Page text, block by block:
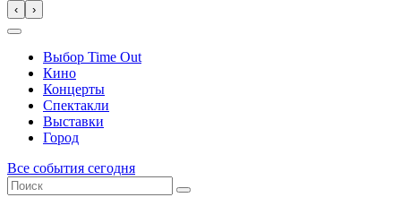
‹ ›
Выбор Time Out
Кино
Концерты
Спектакли
Выставки
Город
Все события сегодня